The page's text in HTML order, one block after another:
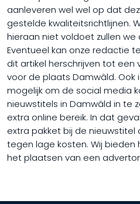
aanleveren wel wel op dat
gestelde kwaliteitsrichtlijnen.
hieraan niet voldoet zullen
Eventueel kan onze redactie
dit artikel herschrijven tot een
voor de plaats Damwâld.
mogelijk om de social media
nieuwstitels in Damwâld in te
extra online bereik. In dat
extra pakket bij de
tegen lage kosten. Wij
het plaatsen van een